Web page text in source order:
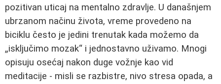
pozitivan uticaj na mentalno zdravlje. U današnjem
ubrzanom načinu života, vreme provedeno na
biciklu često je jedini trenutak kada možemo da
„isključimo mozak“ i jednostavno uživamo. Mnogi
opisuju osećaj nakon duge vožnje kao vid
meditacije - misli se razbistre, nivo stresa opada, a